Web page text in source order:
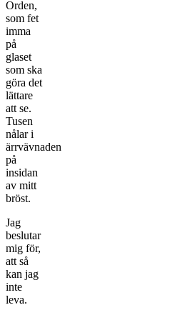
Orden,
som fet
imma
på
glaset
som ska
göra det
lättare
att se.
Tusen
nålar i
ärrvävnaden
på
insidan
av mitt
bröst.
Jag
beslutar
mig för,
att så
kan jag
inte
leva.